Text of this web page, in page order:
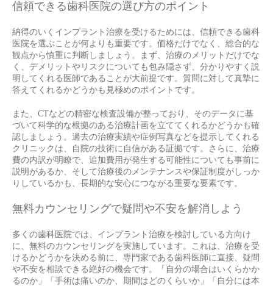
信頼できる歯科医院の選び方のポイント
納得のいくインプラント治療を受けるためには、信頼できる歯科
医院を選ぶことが何よりも重要です。価格だけでなく、総合的な
観点から慎重に判断しましょう。まず、治療のメリットだけでな
く、デメリットやリスクについても包み隠さず、分かりやすく説
明してくれる医師であることが大前提です。質問に対して真摯に
答えてくれるかどうかも見極めのポイントです。
また、CTなどの精密な検査設備が整っており、そのデータに基
づいて科学的な根拠のある治療計画を立ててくれるかどうかも確
認しましょう。過去の治療実績や症例写真などを提示してくれる
クリニックは、自院の技術に自信がある証拠です。さらに、治療
費の内訳が明瞭で、追加費用が発生する可能性についても事前に
説明があるか、そして治療後のメンテナンスや保証制度がしっか
りしているかも、長期的な安心につながる重要な要素です。
無料カウンセリングで疑問や不安を解消しよう
多くの歯科医院では、インプラント治療を検討している方向け
に、無料のカウンセリングを実施しています。これは、治療を受
けるかどうかを決める前に、専門家である歯科医師に直接、疑問
や不安を相談できる絶好の機会です。「自分の場合はいくらかか
るのか」「手術は痛いのか、期間はどのくらいか」「自分には本